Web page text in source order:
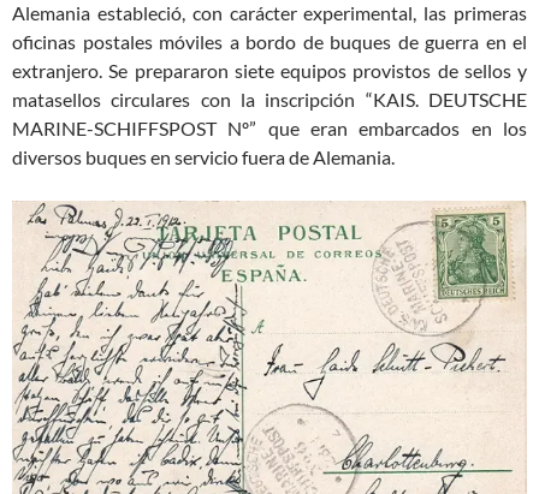
Alemania estableció, con carácter experimental, las primeras
oficinas postales móviles a bordo de buques de guerra en el
extranjero. Se prepararon siete equipos provistos de sellos y
matasellos circulares con la inscripción “KAIS. DEUTSCHE
MARINE-SCHIFFSPOST Nº” que eran embarcados en los
diversos buques en servicio fuera de Alemania.